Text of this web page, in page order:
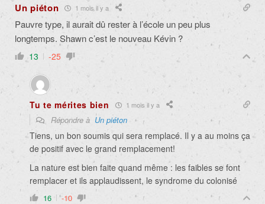
Un piéton 1 mois il y a
Pauvre type, il aurait dû rester à l’école un peu plus
longtemps. Shawn c’est le nouveau Kévin ?
13 -25
Tu te mérites bien 1 mois il y a
Répondre à Un piéton
Tiens, un bon soumis qui sera remplacé. Il y a au moins ça
de positif avec le grand remplacement!
La nature est bien faite quand même : les faibles se font
remplacer et ils applaudissent, le syndrome du colonisé
16 -10